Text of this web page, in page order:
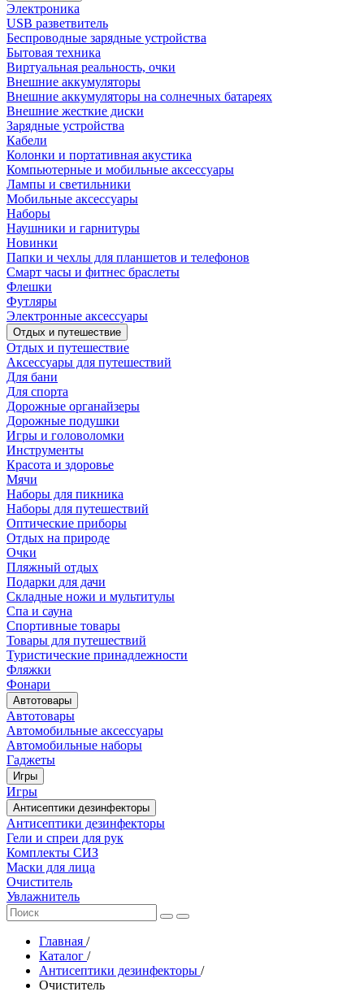
Электроника
USB разветвитель
Беспроводные зарядные устройства
Бытовая техника
Виртуальная реальность, очки
Внешние аккумуляторы
Внешние аккумуляторы на солнечных батареях
Внешние жесткие диски
Зарядные устройства
Кабели
Колонки и портативная акустика
Компьютерные и мобильные аксессуары
Лампы и светильники
Мобильные аксессуары
Наборы
Наушники и гарнитуры
Новинки
Папки и чехлы для планшетов и телефонов
Смарт часы и фитнес браслеты
Флешки
Футляры
Электронные аксессуары
Отдых и путешествие
Отдых и путешествие
Аксессуары для путешествий
Для бани
Для спорта
Дорожные органайзеры
Дорожные подушки
Игры и головоломки
Инструменты
Красота и здоровье
Мячи
Наборы для пикника
Наборы для путешествий
Оптические приборы
Отдых на природе
Очки
Пляжный отдых
Подарки для дачи
Складные ножи и мультитулы
Спа и сауна
Спортивные товары
Товары для путешествий
Туристические принадлежности
Фляжки
Фонари
Автотовары
Автотовары
Автомобильные аксессуары
Автомобильные наборы
Гаджеты
Игры
Игры
Антисептики дезинфекторы
Антисептики дезинфекторы
Гели и спреи для рук
Комплекты СИЗ
Маски для лица
Очиститель
Увлажнитель
Главная /
Каталог /
Антисептики дезинфекторы /
Очиститель